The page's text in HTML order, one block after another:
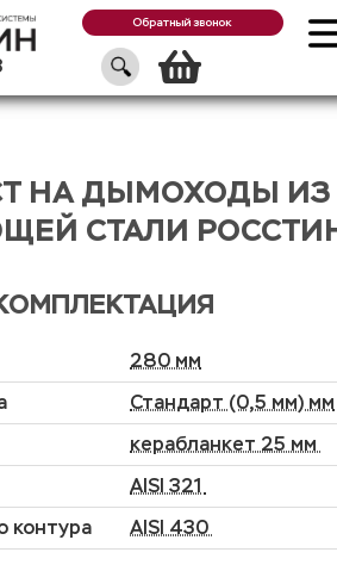
Обратный звонок
НА ДЫМОХОДЫ ИЗ
СТАЛИ
280 мм
Стандарт (0,5 мм) мм
керабланкет 25 мм
AISI 321
контура
AISI 430